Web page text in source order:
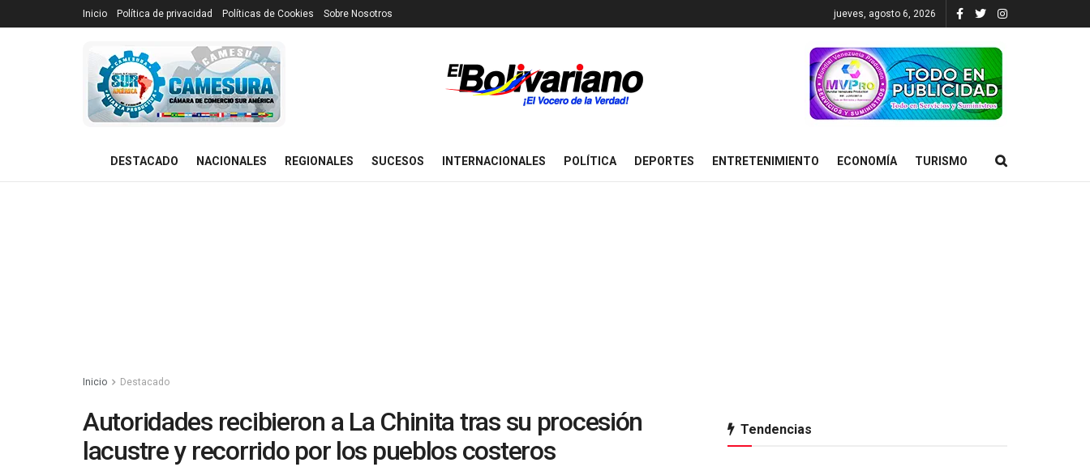
Inicio Política de privacidad Políticas de Cookies Sobre Nosotros jueves, agosto 6, 2026
DESTACADO NACIONALES REGIONALES SUCESOS INTERNACIONALES POLÍTICA DEPORTES ENTRETENIMIENTO ECONOMÍA TURISMO
Inicio Destacado
Autoridades recibieron a La Chinita tras su procesión
lacustre y recorrido por los pueblos costeros
Tendencias